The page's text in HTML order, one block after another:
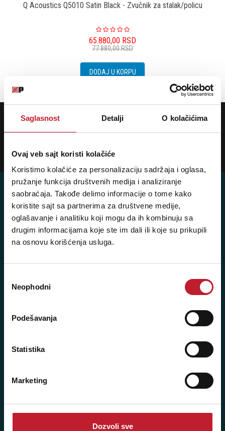
Saglasnost Detalji O kolačićima
Ovaj veb sajt koristi kolačiće
Koristimo kolačiće za personalizaciju sadržaja i oglasa,
pružanje funkcija društvenih medija i analiziranje
saobraćaja. Takođe delimo informacije o tome kako
koristite sajt sa partnerima za društvene medije,
oglašavanje i analitiku koji mogu da ih kombinuju sa
drugim informacijama koje ste im dali ili koje su prikupili
na osnovu korišćenja usluga.
сагласности
Neophodni
Podešavanja
Statistika
Marketing
Dozvoli sve
Q Acoustics Q5010 Satin Black - Zvučnik za stalak/policu
65.880,00 RSD
77.880,00RSD
DODAJ U KORPU
POTREBNA VAM JE POMOĆ? POZOVITE NAS!
Ukoliko želite da dobijete najnovije informacije o novitetima i popustima,
prijavite se na naš NEWSLETTER!
Posetite nas: Svetogorska 9,
11103 Beograd, Srbija
Pišite nam: info@player.rs
Pozovite nas: +381 11 33-47-615
Beograd - Svetogorska 9
Telefoni:
+381 11 3347 615